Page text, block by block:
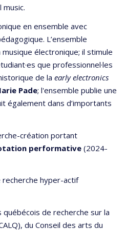
en ensemble avec
L’ensemble
électronique; il stimule
que professionnel·les
de la early electronics
Pade; l'ensemble publie une
également dans d’importants
création portant
performative(2024-
recherche hyper-actif
de recherche sur la
du Conseil des arts du